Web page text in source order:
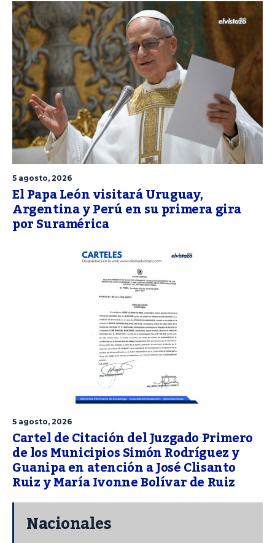
5 agosto, 2026
El Papa León visitará Uruguay,
Argentina y Perú en su primera gira
por Suramérica
5 agosto, 2026
Cartel de Citación del Juzgado Primero
de los Municipios Simón Rodríguez y
Guanipa en atención a José Clisanto
Ruiz y María Ivonne Bolívar de Ruiz
Nacionales